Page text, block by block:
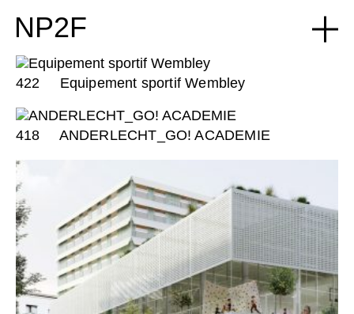
NP2F
422 Equipement sportif Wembley
418 ANDERLECHT_GO! ACADEMIE